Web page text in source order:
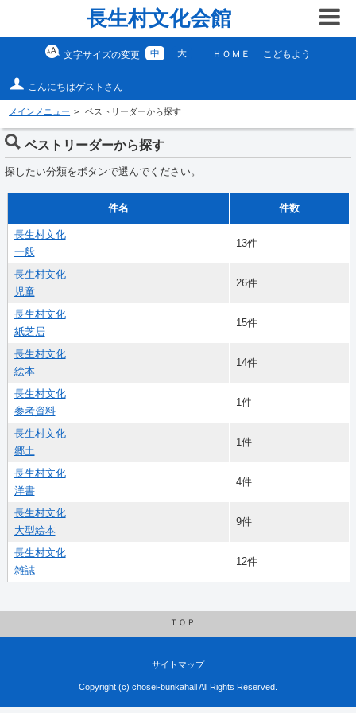
長生村文化会館
文字サイズの変更 中 大 ＨＯＭＥ こどもよう
こんにちはゲストさん
メインメニュー ベストリーダーから探す
ベストリーダーから探す
探したい分類をボタンで選んでください。
件名 件数
長生村文化
一般
13件
長生村文化
児童
26件
長生村文化
紙芝居
15件
長生村文化
絵本
14件
長生村文化
参考資料
1件
長生村文化
郷土
1件
長生村文化
洋書
4件
長生村文化
大型絵本
9件
長生村文化
雑誌
12件
ＴＯＰ
サイトマップ
Copyright (c) chosei-bunkahall All Rights Reserved.